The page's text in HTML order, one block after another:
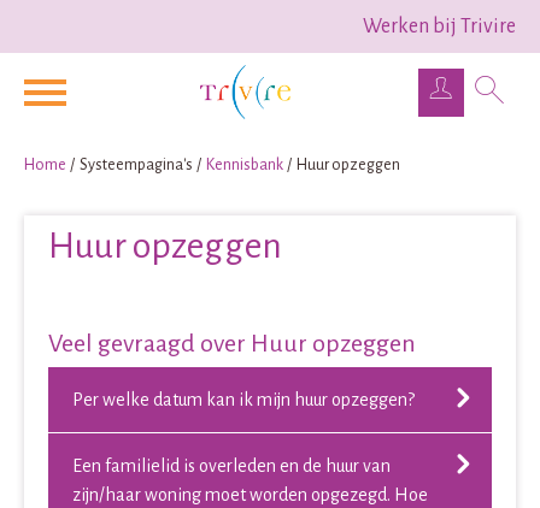
Naar de homepage
Ga naar Hoofd
Werken bij Trivire
Home Systeempagina's Kennisbank Huur opzeggen
Huur opzeggen
Veel gevraagd over Huur opzeggen
Per welke datum kan ik mijn huur opzeggen?
Een familielid is overleden en de huur van
zijn/haar woning moet worden opgezegd. Hoe